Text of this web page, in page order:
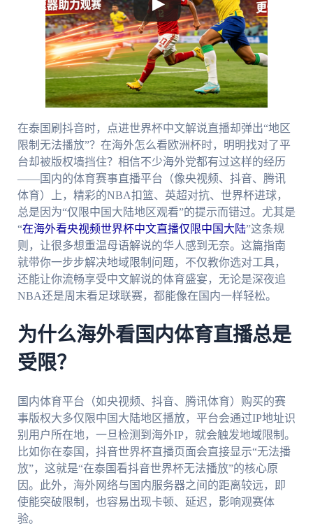
在泰国刷抖音时，点进世界杯中文解说直播却弹出“地区
限制无法播放”？在海外怎么看欧洲杯时，明明找对了平
台却被版权墙挡住？相信不少海外党都有过这样的经历
——国内的体育赛事直播平台（像央视频、抖音、腾讯
体育）上，精彩的NBA扣篮、英超对抗、世界杯进球，
总是因为“仅限中国大陆地区观看”的提示而错过。尤其是
“在海外看央视频世界杯中文直播仅限中国大陆”这条规
则，让很多想重温母语解说的华人感到无奈。这篇指南
就带你一步步解决地域限制问题，不仅教你选对工具，
还能让你流畅享受中文解说的体育盛宴，无论是深夜追
NBA还是周末看足球联赛，都能像在国内一样轻松。
为什么海外看国内体育直播总是
受限？
国内体育平台（如央视频、抖音、腾讯体育）购买的赛
事版权大多仅限中国大陆地区播放，平台会通过IP地址识
别用户所在地，一旦检测到海外IP，就会触发地域限制。
比如你在泰国，抖音世界杯直播页面会直接显示“无法播
放”，这就是“在泰国看抖音世界杯无法播放”的核心原
因。此外，海外网络与国内服务器之间的距离较远，即
使能突破限制，也容易出现卡顿、延迟，影响观赛体
验。